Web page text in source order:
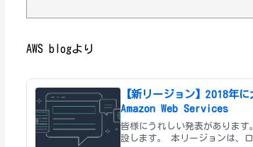
AWS blogより
【新リージョン】2018年
Amazon Web Services
皆様にうれしい発表があります
設します。 本リージョンは、